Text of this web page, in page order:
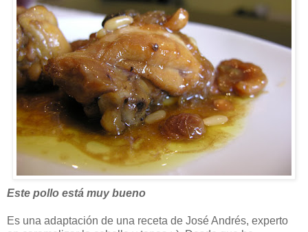
Este pollo está muy bueno
Es una adaptación de una receta de José Andrés, experto